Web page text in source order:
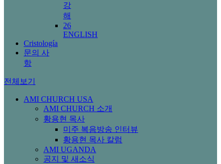
강
해
26
ENGLISH
Cristología
문의 사
항
전체보기
AMI CHURCH USA
AMI CHURCH 소개
황용현 목사
미주 복음방송 인터뷰
황용현 목사 칼럼
AMI UGANDA
공지 및 새소식